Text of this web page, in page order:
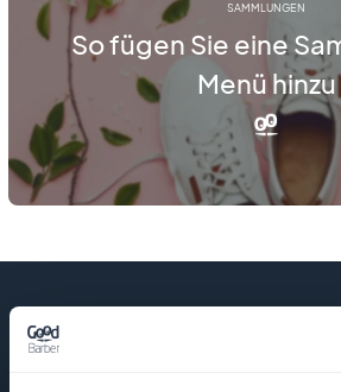
SAMMLUNGEN
So fügen Sie eine
Menü hinzu